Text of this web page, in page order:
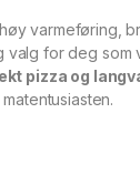
varmeføring,
for deg som
pizza og